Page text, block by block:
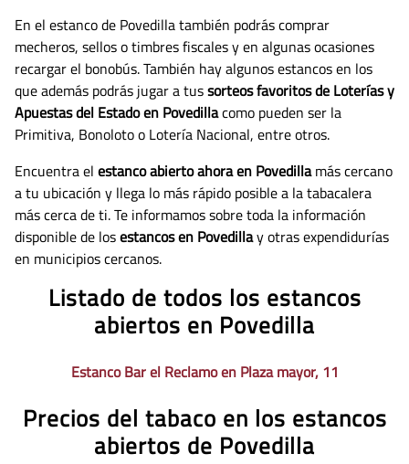
En el estanco de Povedilla también podrás comprar
mecheros, sellos o timbres fiscales y en algunas ocasiones
recargar el bonobús. También hay algunos estancos en los
que además podrás jugar a tussorteos favoritos de Loterías y
Apuestas del Estado en Povedillacomo pueden ser la
Primitiva, Bonoloto o Lotería Nacional, entre otros.
Encuentra el estanco abierto ahora en Povedillamás cercano
a tu ubicación y llega lo más rápido posible a la tabacalera
más cerca de ti. Te informamos sobre toda la información
disponible de losestancos en Povedillay otras expendidurías
en municipios cercanos.
Listado de todos los estancos
abiertos en Povedilla
Estanco Bar el Reclamo en Plaza mayor, 11
Precios del tabaco en los estancos
abiertos de Povedilla